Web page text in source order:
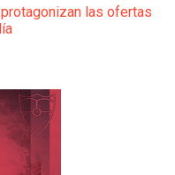
las ofertas